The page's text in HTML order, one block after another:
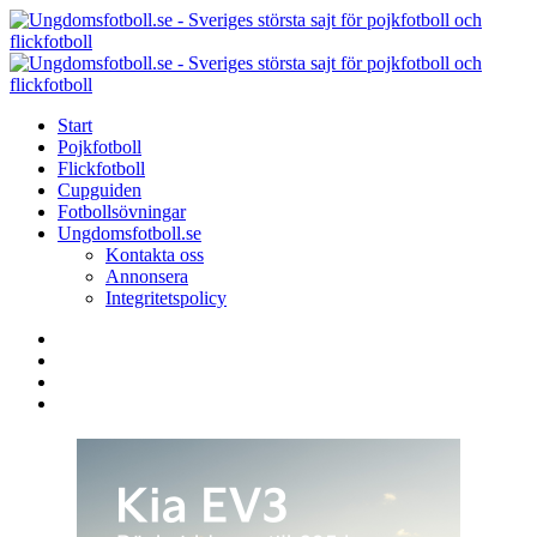
Menu
Search
Menu
Start
Pojkfotboll
Flickfotboll
Cupguiden
Fotbollsövningar
Ungdomsfotboll.se
Kontakta oss
Annonsera
Integritetspolicy